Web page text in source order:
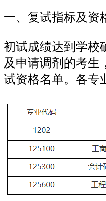
一、复试指标及资
初试成绩达到学校
及申请调剂的考生
试资格名单。各专